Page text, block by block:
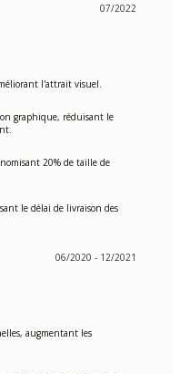
07/2022
l'attrait visuel.
graphique, réduisant le
20% de taille de
le délai de livraison des
06/2020 - 12/2021
augmentant les